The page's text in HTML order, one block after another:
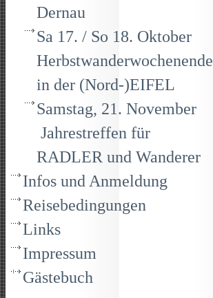
Dernau
Sa 17. / So 18. Oktober
Herbstwanderwochenende
in der (Nord-)EIFEL
Samstag, 21. November
Jahrestreffen für
RADLER und Wanderer
Infos und Anmeldung
Reisebedingungen
Links
Impressum
Gästebuch